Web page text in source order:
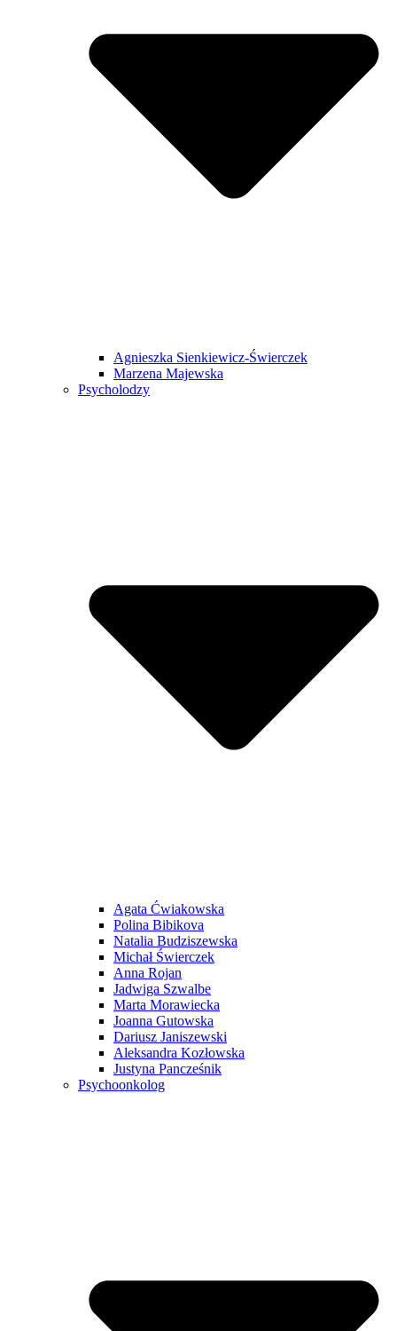
Agnieszka Sienkiewicz-Świerczek
Marzena Majewska
Psycholodzy
Agata Ćwiakowska
Polina Bibikova
Natalia Budziszewska
Michał Świerczek
Anna Rojan
Jadwiga Szwalbe
Marta Morawiecka
Joanna Gutowska
Dariusz Janiszewski
Aleksandra Kozłowska
Justyna Pancześnik
Psychoonkolog